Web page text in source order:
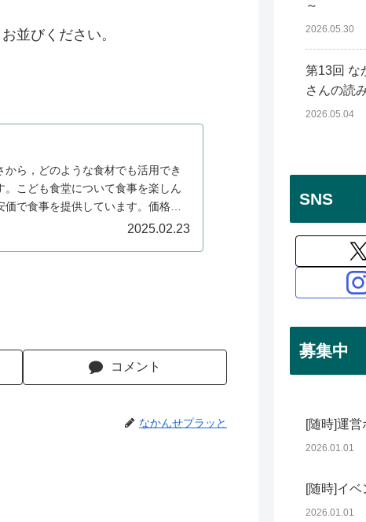
並びください。
ら，どのような食材でも活用でき
こども食堂について食事を楽しん
で食事を提供しています。価格中
2025.02.23
コメント
なかんせプラッと
～
2026.05.30
第13回 な
さんの読
2026.05.04
SNS
募集中
[随時]運
2026.01.01
[随時]イ
2026.01.01